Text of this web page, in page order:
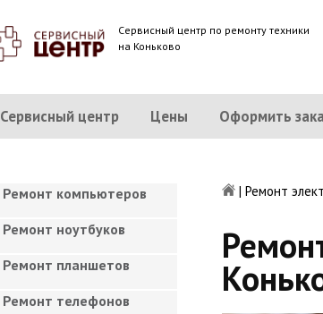
Сервисный центр по ремонту техники
на Коньково
Сервисный центр Цены Оформить
| Ремонт
Ремонт компьютеров
Ремонт ноутбуков
Ремонт планшетов
Ремонт телефонов